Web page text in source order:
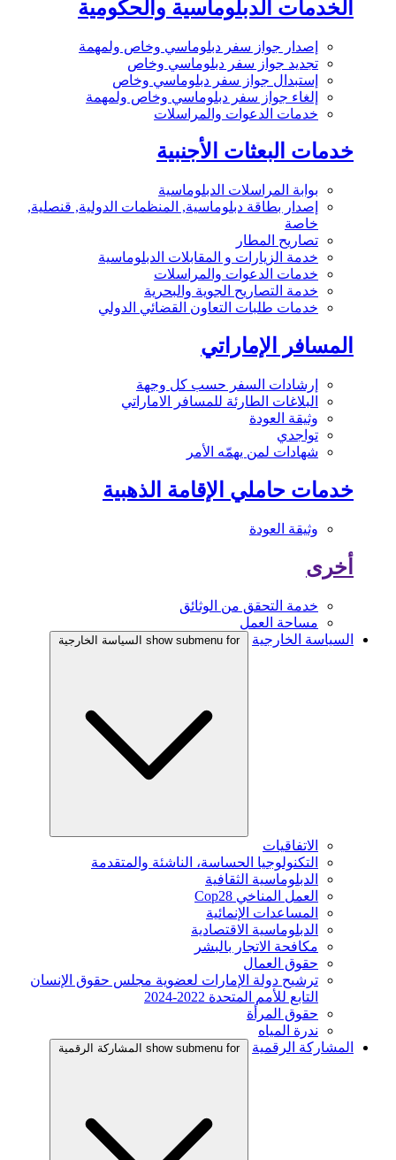
الخدمات الدبلوماسية والحكومية
إصدار جواز سفر دبلوماسي وخاص ولمهمة
تجديد جواز سفر دبلوماسي وخاص
إستبدال جواز سفر دبلوماسي وخاص
إلغاء جواز سفر دبلوماسي وخاص ولمهمة
خدمات الدعوات والمراسلات
خدمات البعثات الأجنبية
بوابة المراسلات الدبلوماسية
إصدار بطاقة دبلوماسية, المنظمات الدولية, قنصلية,
خاصة
تصاريح المطار
خدمة الزيارات و المقابلات الدبلوماسية
خدمات الدعوات والمراسلات
خدمة التصاريح الجوية والبحرية
خدمات طلبات التعاون القضائي الدولي
المسافر الإماراتي
إرشادات السفر حسب كل وجهة
البلاغات الطارئة للمسافر الاماراتي
وثيقة العودة
تواجدي
شهادات لمن يهمّه الأمر
خدمات حاملي الإقامة الذهبية
وثيقة العودة
أخرى
خدمة التحقق من الوثائق
مساحة العمل
السياسة الخارجية
show submenu for السياسة الخارجية
الاتفاقيات
التكنولوجيا الحساسة، الناشئة والمتقدمة
الدبلوماسية الثقافية
العمل المناخي Cop28
المساعدات الإنمائية
الدبلوماسية الاقتصادية
مكافحة الاتجار بالبشر
حقوق العمال
ترشيح دولة الإمارات لعضوية مجلس حقوق الإنسان
التابع للأمم المتحدة 2022-2024
حقوق المرأة
ندرة المياه
المشاركة الرقمية
show submenu for المشاركة الرقمية